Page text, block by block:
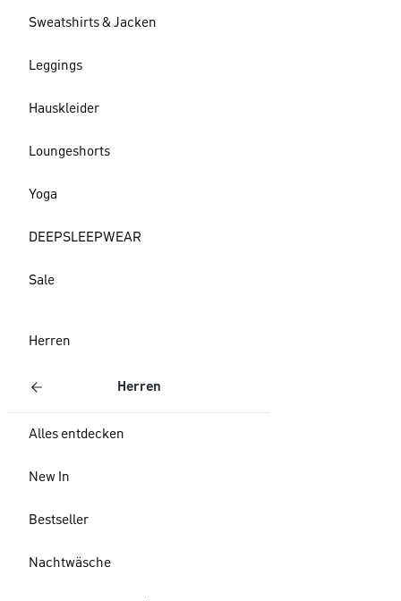
Sweatshirts & Jacken
Leggings
Hauskleider
Loungeshorts
Yoga
DEEPSLEEPWEAR
Sale
Herren
Herren
Alles entdecken
New In
Bestseller
Nachtwäsche